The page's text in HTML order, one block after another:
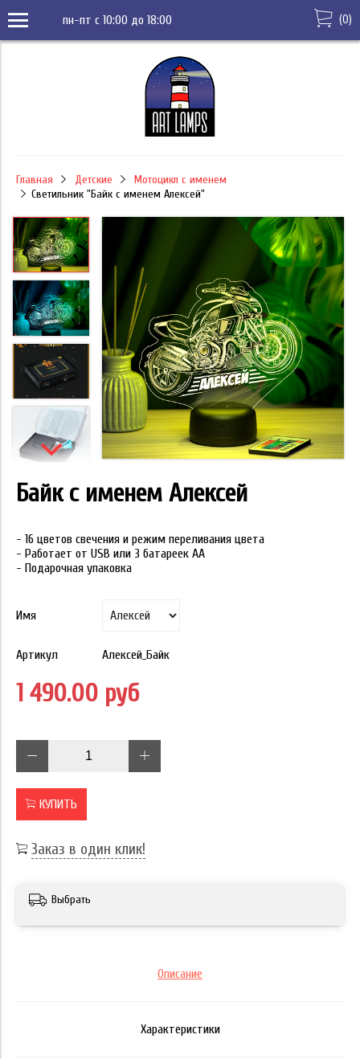
пн-пт с 10:00 до 18:00 (0)
Главная Детские
Мотоцикл с именем
Светильник "Байк с именем Алексей"
Байк с именем Алексей
- 16 цветов свечения и режим переливания цвета
- Работает от USB или 3 батареек АА
- Подарочная упаковка
Имя
Артикул Алексей_Байк
1 490.00 руб
КУПИТЬ
Заказ в один клик!
Выбрать
Описание
Характеристики